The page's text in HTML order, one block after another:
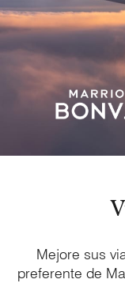
Mejore sus
preferente de